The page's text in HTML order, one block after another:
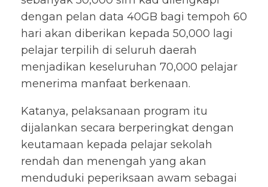
dengan pelan data 40GB bagi tempoh 60
hari akan diberikan kepada 50,000 lagi
pelajar terpilih di seluruh daerah
menjadikan keseluruhan 70,000 pelajar
menerima manfaat berkenaan.
Katanya, pelaksanaan program itu
dijalankan secara berperingkat dengan
keutamaan kepada pelajar sekolah
rendah dan menengah yang akan
menduduki peperiksaan awam sebagai